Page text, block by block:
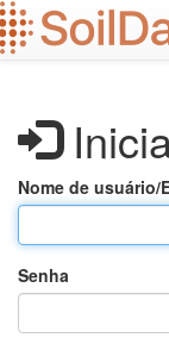
Ir
para
o
Nome de usuário/
Senha